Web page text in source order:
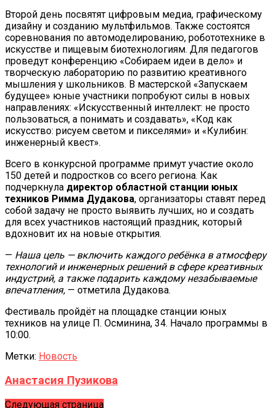
Второй день посвятят цифровым медиа, графическому
дизайну и созданию мультфильмов. Также состоятся
соревнования по автомоделированию, робототехнике в
искусстве и пищевым биотехнологиям. Для педагогов
проведут конференцию «Собираем идеи в дело» и
творческую лабораторию по развитию креативного
мышления у школьников. В мастерской «Запускаем
будущее» юные участники попробуют силы в новых
направлениях: «Искусственный интеллект: не просто
пользоваться, а понимать и создавать», «Код как
искусство: рисуем светом и пикселями» и «Кулибин:
инженерный квест».
Всего в конкурсной программе примут участие около
150 детей и подростков со всего региона. Как
подчеркнула директор областной станции юных
техников Римма Дудакова, организаторы ставят перед
собой задачу не просто выявить лучших, но и создать
для всех участников настоящий праздник, который
вдохновит их на новые открытия.
— Наша цель — включить каждого ребёнка в атмосферу
технологий и инженерных решений в сфере креативных
индустрий, а также подарить каждому незабываемые
впечатления, — отметила Дудакова.
Фестиваль пройдёт на площадке станции юных
техников на улице П. Осминина, 34. Начало программы в
10:00.
Метки: Новость
Анастасия Пузикова
Следующая страница